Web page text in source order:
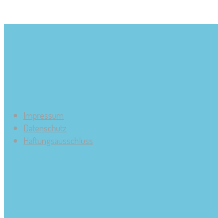
Impressum
Datenschutz
Haftungsausschluss